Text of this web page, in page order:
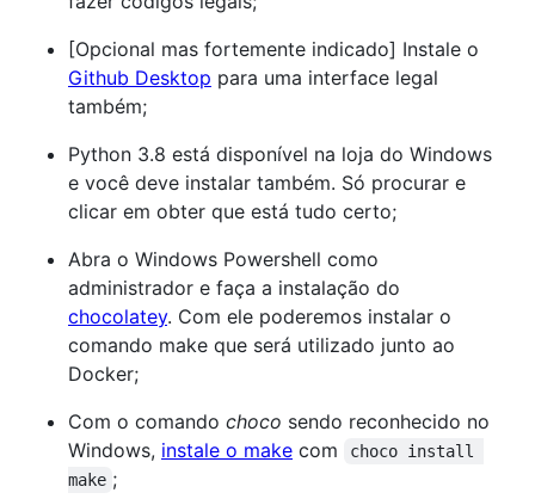
[Opcional mas fortemente indicado] Instale o
Github Desktop para uma interface legal
também;
Python 3.8 está disponível na loja do Windows
e você deve instalar também. Só procurar e
clicar em obter que está tudo certo;
Abra o Windows Powershell como
administrador e faça a instalação do
chocolatey. Com ele poderemos instalar o
comando make que será utilizado junto ao
Docker;
Com o comando choco sendo reconhecido no
Windows, instale o make com
choco install
make ;